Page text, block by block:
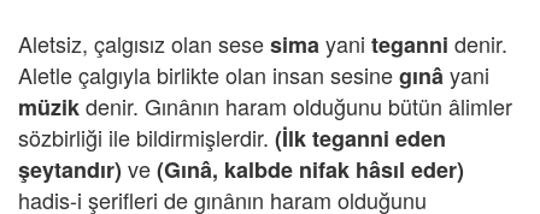
Aletsiz, çalgısız olan sesesimayani teganni denir.
Aletle çalgıyla birlikte olan insan sesinegınâyani
müzikdenir. Gınânın haram olduğunu bütün âlimler
sözbirliği ile bildirmişlerdir. (İlk teganni eden
şeytandır) ve(Gınâ, kalbde nifak hâsıl eder)
hadis-i şerifleri de gınânın haram olduğunu